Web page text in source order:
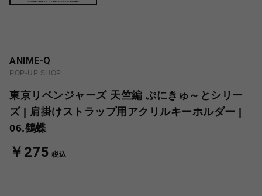
ANIME-Q
POP-UP SHOP
東京リベンジャーズ 天竺編 ぷにきゅ～とシリー
ズ | 肩掛けストラップ用アクリルキーホルダー |
06.鶴蝶
￥275 税込